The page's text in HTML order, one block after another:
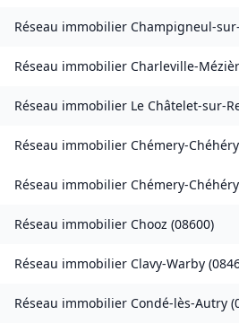
Réseau immobilier Champigneul-
Réseau immobilier Charleville-
Réseau immobilier Le Châtelet-sur-
Réseau immobilier Chémery-Chéhéry
Réseau immobilier Chémery-Chéhéry
Réseau immobilier Chooz (08600)
Réseau immobilier Clavy-Warby (
Réseau immobilier Condé-lès-Autry (